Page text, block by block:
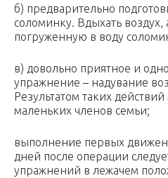
б) предварительно
соломинку. Вдыхать воздух,
погруженную в воду
в) довольно приятное и
упражнение – надувание
Результатом таких
маленьких членов семьи;
выполнение первых
дней после операции
упражнений в лежачем